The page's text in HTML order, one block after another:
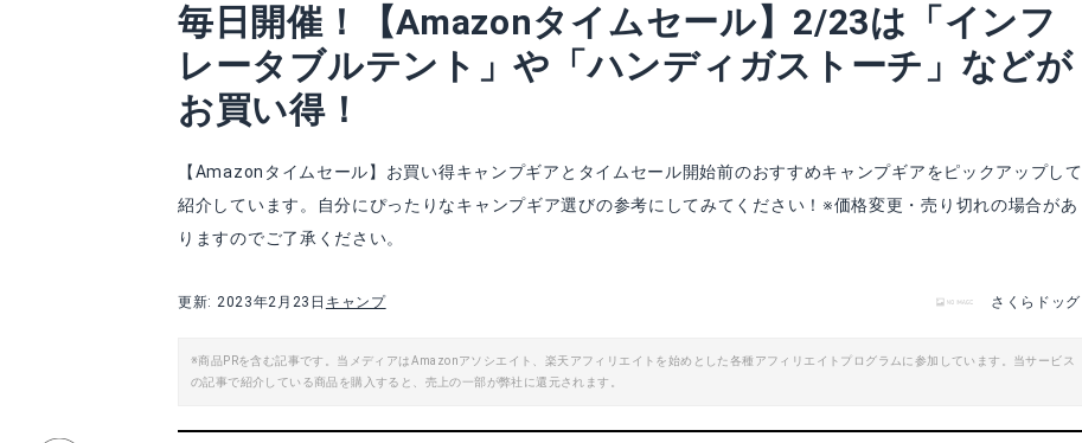
毎日開催！【Amazonタイムセール】2/23は「インフ
レータブルテント」や「ハンディガストーチ」などが
お買い得！
【Amazonタイムセール】お買い得キャンプギアとタイムセール開始前のおすすめキャンプギアをピックアップして
紹介しています。自分にぴったりなキャンプギア選びの参考にしてみてください！※価格変更・売り切れの場合があ
りますのでご了承ください。
更新: 2023年2月23日 キャンプ さくらドッグ
※商品PRを含む記事です。当メディアはAmazonアソシエイト、楽天アフィリエイトを始めとした各種アフィリエイトプログラムに参加しています。当サービス
の記事で紹介している商品を購入すると、売上の一部が弊社に還元されます。